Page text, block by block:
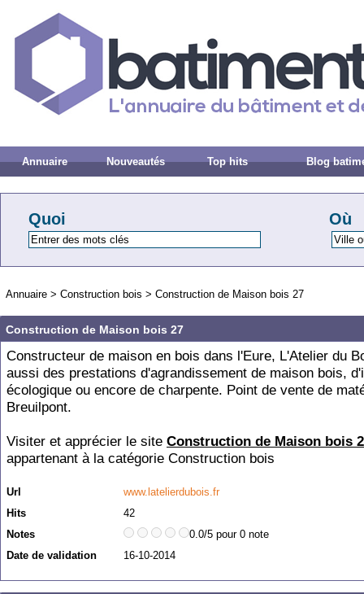
Annuaire Nouveautés Top hits Blog
Quoi Où
Annuaire > Construction bois > Construction de Maison bois 27
Construction de Maison bois 27
Constructeur de maison en bois dans l'Eure, L'Atelier du
aussi des prestations d'agrandissement de maison bois,
écologique ou encore de charpente. Point de vente de
Breuilpont.
Visiter et apprécier le site Construction de Maison bois
appartenant à la catégorie Construction bois
Url
www.latelierdubois.fr
Hits
42
Notes
0.0/5 pour 0 note
Date de validation
16-10-2014